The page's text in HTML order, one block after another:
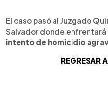
El caso pasó al Juzgado
Salvador donde
intento de homicidio
REGRESAR